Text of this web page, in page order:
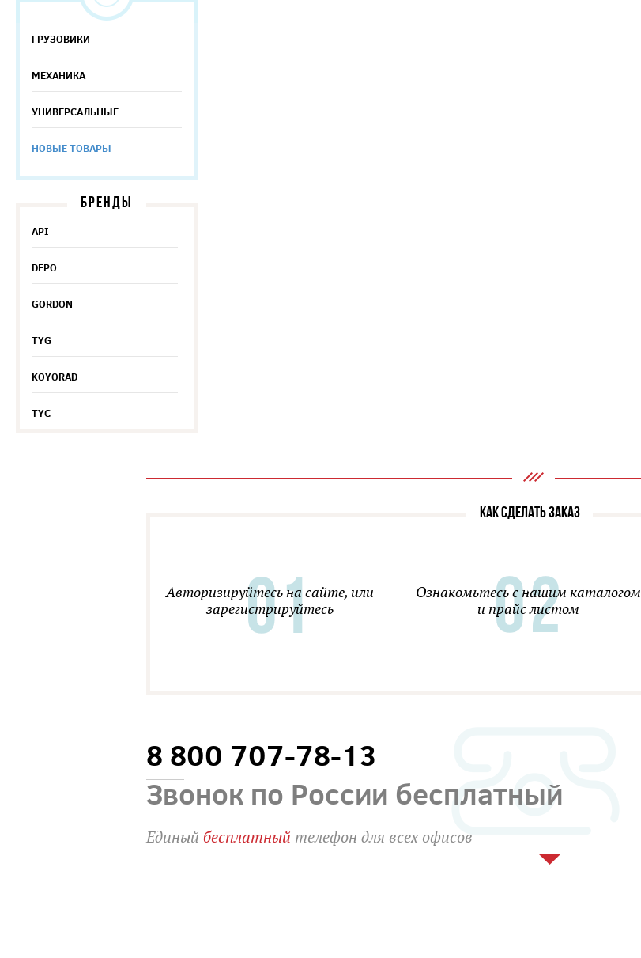
ГРУЗОВИКИ
МЕХАНИКА
УНИВЕРСАЛЬНЫЕ
НОВЫЕ ТОВАРЫ
БРЕНДЫ
API
DEPO
GORDON
TYG
KOYORAD
TYC
КАК СДЕЛАТЬ ЗАКАЗ
Авторизируйтесь на сайте, или
зарегистрируйтесь
Ознакомьтесь с нашим каталогом
и прайс листом
8 800 707-78-13
Звонок по России бесплатный
Единыйбесплатный телефон для всех офисов